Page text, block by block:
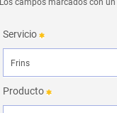
Los campos marcados con un
Servicio
Producto